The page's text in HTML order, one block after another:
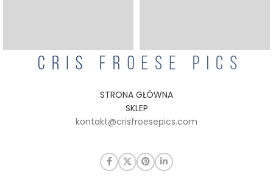
STRONA GŁÓWNA
SKLEP
kontakt@crisfroesepics.com